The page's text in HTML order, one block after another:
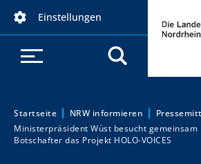
Einstellungen
Sie sind hier:
Startseite NRW informieren
Ministerpräsident Wüst besucht
Botschafter das Projekt HOLO-VOICES